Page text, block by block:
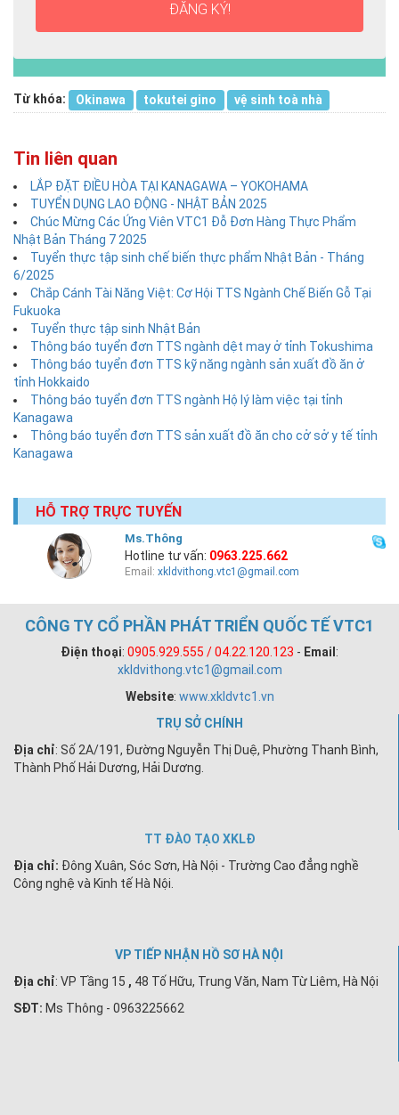
ĐĂNG KÝ!
Từ khóa: Okinawa tokutei gino vệ sinh toà nhà
Tin liên quan
LẮP ĐẶT ĐIỀU HÒA TẠI KANAGAWA – YOKOHAMA
TUYỂN DỤNG LAO ĐỘNG - NHẬT BẢN 2025
Chúc Mừng Các Ứng Viên VTC1 Đỗ Đơn Hàng Thực Phẩm
Nhật Bản Tháng 7 2025
Tuyển thực tập sinh chế biến thực phẩm Nhật Bản - Tháng
6/2025
Chắp Cánh Tài Năng Việt: Cơ Hội TTS Ngành Chế Biến Gỗ Tại
Fukuoka
Tuyển thực tập sinh Nhật Bản
Thông báo tuyển đơn TTS ngành dệt may ở tỉnh Tokushima
Thông báo tuyển đơn TTS kỹ năng ngành sản xuất đồ ăn ở
tỉnh Hokkaido
Thông báo tuyển đơn TTS ngành Hộ lý làm việc tại tỉnh
Kanagawa
Thông báo tuyển đơn TTS sản xuất đồ ăn cho cở sở y tế tỉnh
Kanagawa
HỖ TRỢ TRỰC TUYẾN
Ms.Thông
Hotline tư vấn: 0963.225.662
Email:xkldvithong.vtc1@gmail.com
CÔNG TY CỔ PHẦN PHÁT TRIỂN QUỐC TẾ VTC1
Điện thoại: 0905.929.555 / 04.22.120.123 - Email :
xkldvithong.vtc1@gmail.com
Website: www.xkldvtc1.vn
TRỤ SỞ CHÍNH
Địa chỉ: Số 2A/191, Đường Nguyễn Thị Duệ, Phường Thanh Bình,
Thành Phố Hải Dương, Hải Dương.
TT ĐÀO TẠO XKLĐ
Địa chỉ: Đông Xuân, Sóc Sơn, Hà Nội - Trường Cao đẳng nghề
Công nghệ và Kinh tế Hà Nội.
VP TIẾP NHẬN HỒ SƠ HÀ NỘI
Địa chỉ: VP Tầng 15 , 48 Tố Hữu, Trung Văn, Nam Từ Liêm, Hà Nội
SĐT: Ms Thông - 0963225662